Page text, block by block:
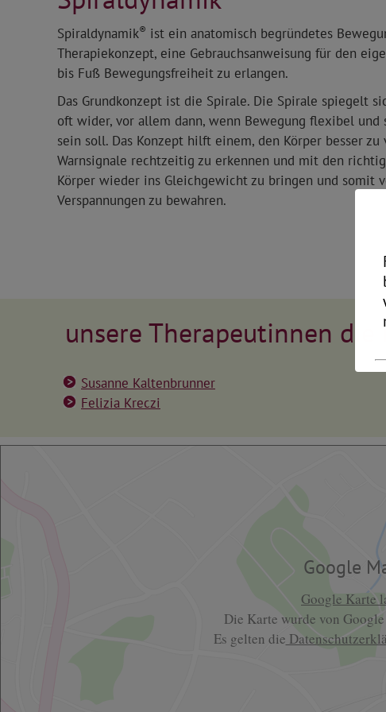
Spiraldynamik® ist ein anatomisch begründetes
Therapiekonzept, eine Gebrauchsanweisung für den
bis Fuß Bewegungsfreiheit zu erlangen.
Das Grundkonzept ist die Spirale. Die Spirale spiegelt
oft wider, vor allem dann, wenn Bewegung flexibel
sein soll. Das Konzept hilft einem, den Körper besser zu
Warnsignale rechtzeitig zu erkennen und mit den
Körper wieder ins Gleichgewicht zu bringen und somit
Verspannungen zu bewahren.
unsere Therapeutinnen
Susanne Kaltenbrunner
Felizia Kreczi
Google
Google Karte
Die Karte wurde von
Es gelten die